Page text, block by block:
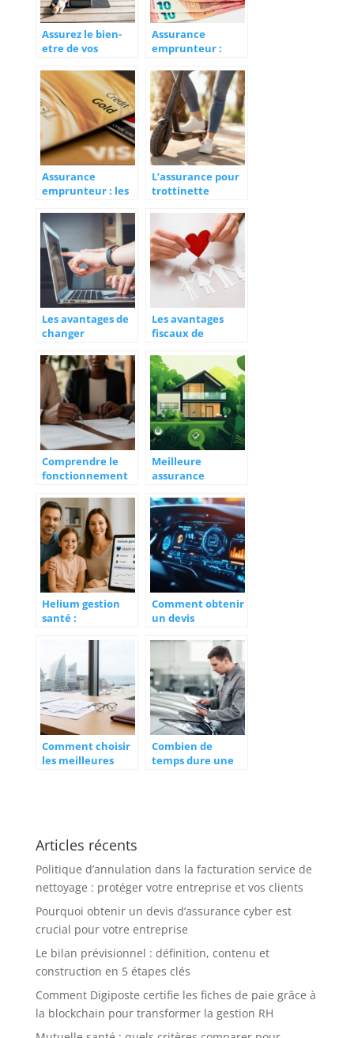
Assurez le bien-
etre de vos
une assurance
adaptee
Assurance
emprunteur :
proteger votre
investissement
immobilier
Assurance
emprunteur : les
avantages a la
souscription
L’assurance pour
trottinette
question
Les avantages de
changer
le premier
anniversaire
Les avantages
fiscaux de
après 8 ans
Comprendre le
fonctionnement
emprunteur pour
votre prêt
immobilier
Meilleure
assurance
Trouver des
temoignages
fiables face aux
retours negatifs
Helium gestion
santé :
industrielles qui
transforment le
secteur médical
Comment obtenir
un devis
gratuit en
quelques minutes
Comment choisir
les meilleures
Combien de
temps dure une
Articles récents
Politique d’annulation dans la facturation service de
nettoyage : protéger votre entreprise et vos clients
Pourquoi obtenir un devis d’assurance cyber est
crucial pour votre entreprise
Le bilan prévisionnel : définition, contenu et
construction en 5 étapes clés
Comment Digiposte certifie les fiches de paie grâce à
la blockchain pour transformer la gestion RH